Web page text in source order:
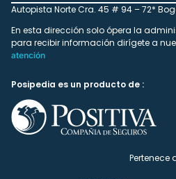
Autopista Norte Cra. 45 # 94 – 72*
En esta dirección solo ópera la
para recibir información dirígete a
atención
Posipedia es un producto de :
Pertenece